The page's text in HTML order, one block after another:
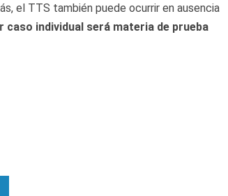
el TTS también puede ocurrir en ausencia
caso individual será materia de prueba